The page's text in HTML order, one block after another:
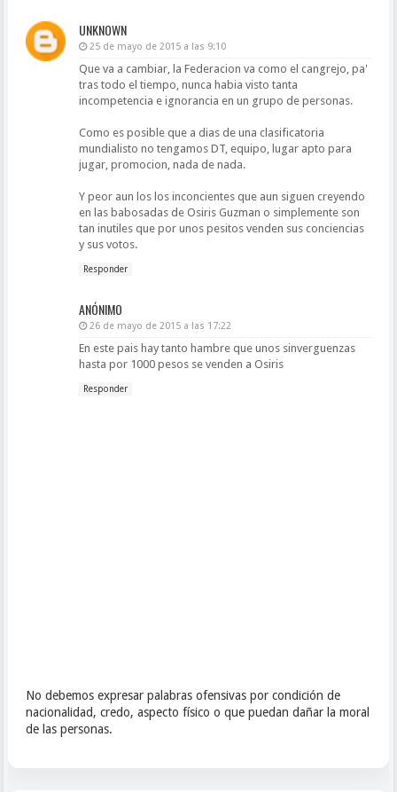
UNKNOWN
25 de mayo de 2015 a las 9:10
Que va a cambiar, la Federacion va como el cangrejo, pa'
tras todo el tiempo, nunca habia visto tanta
incompetencia e ignorancia en un grupo de personas.
Como es posible que a dias de una clasificatoria
mundialisto no tengamos DT, equipo, lugar apto para
jugar, promocion, nada de nada.
Y peor aun los los inconcientes que aun siguen creyendo
en las babosadas de Osiris Guzman o simplemente son
tan inutiles que por unos pesitos venden sus conciencias
y sus votos.
Responder
ANÓNIMO
26 de mayo de 2015 a las 17:22
En este pais hay tanto hambre que unos sinverguenzas
hasta por 1000 pesos se venden a Osiris
Responder
No debemos expresar palabras ofensivas por condición de
nacionalidad, credo, aspecto físico o que puedan dañar la moral
de las personas.